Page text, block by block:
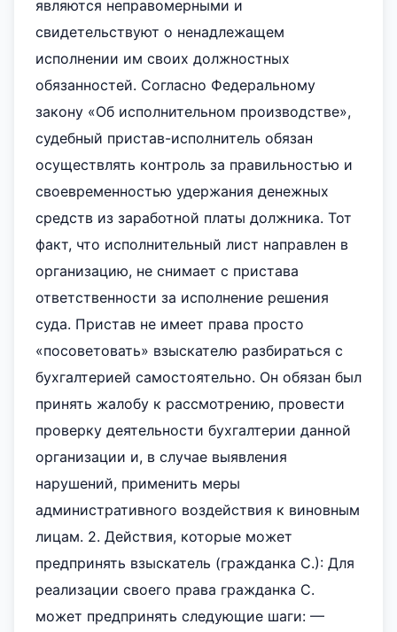
являются неправомерными и
свидетельствуют о ненадлежащем
исполнении им своих должностных
обязанностей. Согласно Федеральному
закону «Об исполнительном производстве»,
судебный пристав-исполнитель обязан
осуществлять контроль за правильностью и
своевременностью удержания денежных
средств из заработной платы должника. Тот
факт, что исполнительный лист направлен в
организацию, не снимает с пристава
ответственности за исполнение решения
суда. Пристав не имеет права просто
«посоветовать» взыскателю разбираться с
бухгалтерией самостоятельно. Он обязан был
принять жалобу к рассмотрению, провести
проверку деятельности бухгалтерии данной
организации и, в случае выявления
нарушений, применить меры
административного воздействия к виновным
лицам. 2. Действия, которые может
предпринять взыскатель (гражданка С.): Для
реализации своего права гражданка С.
может предпринять следующие шаги: —